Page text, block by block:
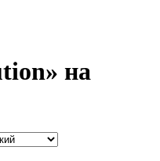
на